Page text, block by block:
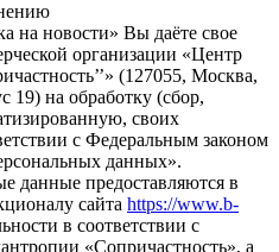
на новости» Вы даёте свое
организации «Центр
(127055, Москва,
19) на обработку (сбор,
своих
с Федеральным законом
данных».
данные предоставляются в
сайта https://www.b-
в соответствии с
«Сопричастность», а